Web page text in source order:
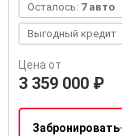
Осталось: 7 авто
Выгодный кредит
Цена от
3 359 000 ₽
Забронировать